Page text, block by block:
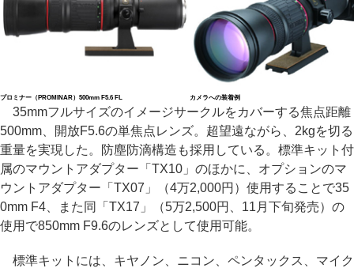
プロミナー（PROMINAR）500mm F5.6 FL カメラへの装着例
35mmフルサイズのイメージサークルをカバーする焦点距離
500mm、開放F5.6の単焦点レンズ。超望遠ながら、2kgを切る
重量を実現した。防塵防滴構造も採用している。標準キット付
属のマウントアダプター「TX10」のほかに、オプションのマ
ウントアダプター「TX07」（4万2,000円）使用することで35
0mm F4、また同「TX17」（5万2,500円、11月下旬発売）の
使用で850mm F9.6のレンズとして使用可能。
標準キットには、キヤノン、ニコン、ペンタックス、マイク